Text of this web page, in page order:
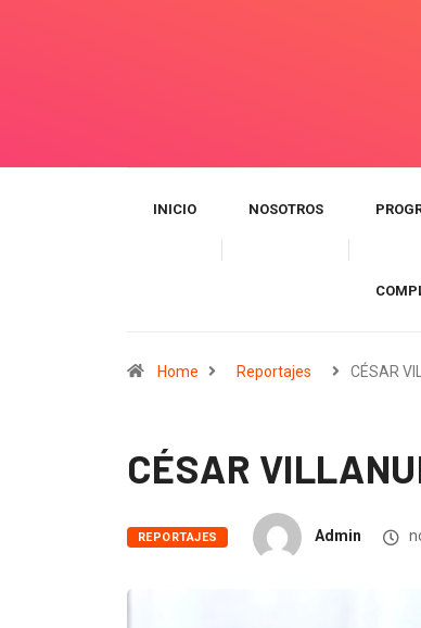
INICIO NOSOTROS
Home Reportajes CÉSAR
CÉSAR
REPORTAJES Admin